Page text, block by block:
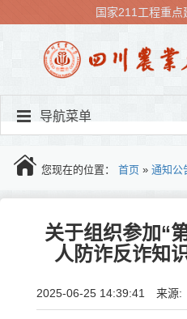
国家211工程重点
导航菜单
您现在的位置： 首页 » 通知公
关于组织参加“
人防诈反诈知
2025-06-25 14:39:41 来源: